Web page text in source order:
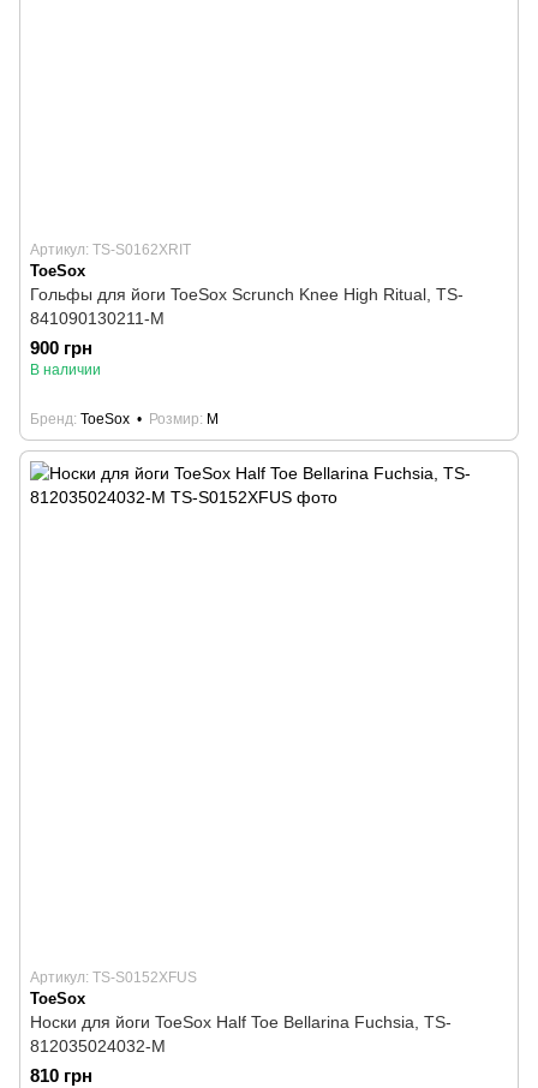
Артикул: TS-S0162XRIT
ToeSox
Гольфы для йоги ToeSox Scrunch Knee High Ritual, TS-
841090130211-M
900 грн
В наличии
Бренд ToeSox Розмир M
Артикул: TS-S0152XFUS
ToeSox
Носки для йоги ToeSox Half Toe Bellarina Fuchsia, TS-
812035024032-M
810 грн